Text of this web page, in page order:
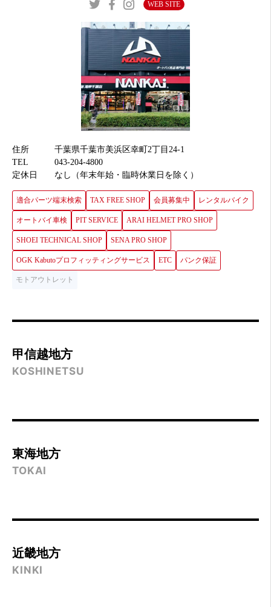
WEB SITE
住所
千葉県千葉市美浜区幸町2丁目24-1
TEL
043-204-4800
定休日
なし（年末年始・臨時休業日を除く）
適合パーツ端末検索 TAX FREE SHOP 会員募集中 レンタルバイク
オートバイ車検 PIT SERVICE ARAI HELMET PRO SHOP
SHOEI TECHNICAL SHOP SENA PRO SHOP
OGK Kabutoプロフィッティングサービス ETC パンク保証
モトアウトレット
甲信越地方
KOSHINETSU
東海地方
TOKAI
近畿地方
KINKI